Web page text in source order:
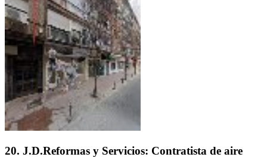
20. J.D.Reformas y Servicios: Contratista de aire